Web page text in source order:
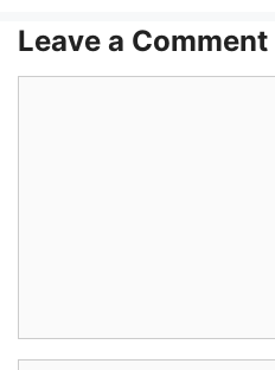
Vaan megangalae
Paalilae pazham vizhundhu
Leave a Comment